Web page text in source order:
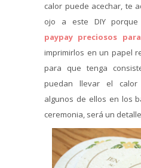
calor puede acechar, te
ojo a este DIY
paypay preciosos
imprimirlos en un papel
para que tenga
puedan llevar el calor
algunos de ellos en los
ceremonia, será un